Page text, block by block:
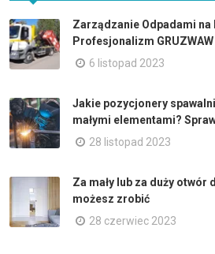
Zarządzanie Odpadami na
Profesjonalizm GRUZWAW
6 listopad 2023
Jakie pozycjonery
małymi elementami?
28 listopad 2023
Za mały lub za duży otwór
możesz zrobić
28 czerwiec 2023